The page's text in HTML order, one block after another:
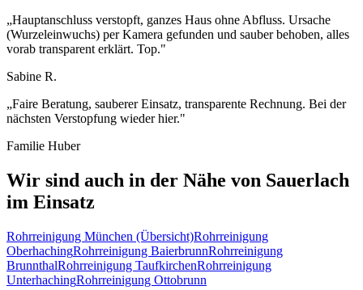
„Hauptanschluss verstopft, ganzes Haus ohne Abfluss. Ursache
(Wurzeleinwuchs) per Kamera gefunden und sauber behoben, alles
vorab transparent erklärt. Top."
Sabine R.
„Faire Beratung, sauberer Einsatz, transparente Rechnung. Bei der
nächsten Verstopfung wieder hier."
Familie Huber
Wir sind auch in der Nähe von Sauerlach
im Einsatz
Rohrreinigung München (Übersicht)Rohrreinigung
OberhachingRohrreinigung BaierbrunnRohrreinigung
BrunnthalRohrreinigung TaufkirchenRohrreinigung
UnterhachingRohrreinigung Ottobrunn